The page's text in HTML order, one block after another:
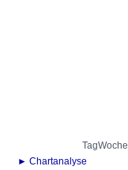
TagWoche
► Chartanalyse